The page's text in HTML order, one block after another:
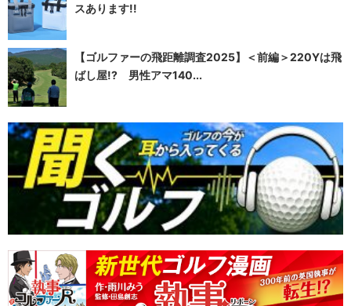
スあります!!
【ゴルファーの飛距離調査2025】＜前編＞220Yは飛
ばし屋!? 男性アマ140...